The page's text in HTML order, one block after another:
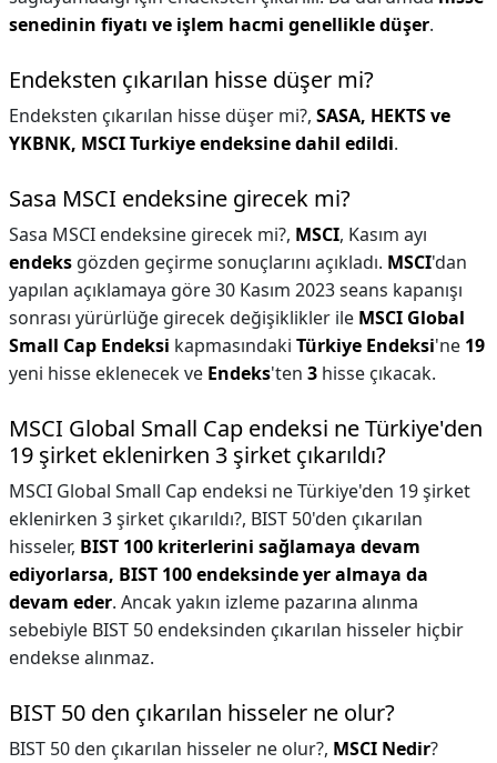
senedinin fiyatı ve işlem hacmi genellikle düşer.
Endeksten çıkarılan hisse düşer mi?
Endeksten çıkarılan hisse düşer mi?, SASA, HEKTS ve
YKBNK, MSCI Turkiye endeksine dahil edildi.
Sasa MSCI endeksine girecek mi?
Sasa MSCI endeksine girecek mi?, MSCI, Kasım ayı
endeks gözden geçirme sonuçlarını açıkladı. MSCI'dan
yapılan açıklamaya göre 30 Kasım 2023 seans kapanışı
sonrası yürürlüğe girecek değişiklikler ile MSCI Global
Small Cap Endeksi kapmasındaki Türkiye Endeksi'ne 19
yeni hisse eklenecek ve Endeks'ten 3 hisse çıkacak.
MSCI Global Small Cap endeksi ne Türkiye'den
19 şirket eklenirken 3 şirket çıkarıldı?
MSCI Global Small Cap endeksi ne Türkiye'den 19 şirket
eklenirken 3 şirket çıkarıldı?, BIST 50'den çıkarılan
hisseler, BIST 100 kriterlerini sağlamaya devam
ediyorlarsa, BIST 100 endeksinde yer almaya da
devam eder. Ancak yakın izleme pazarına alınma
sebebiyle BIST 50 endeksinden çıkarılan hisseler hiçbir
endekse alınmaz.
BIST 50 den çıkarılan hisseler ne olur?
BIST 50 den çıkarılan hisseler ne olur?, MSCI Nedir?